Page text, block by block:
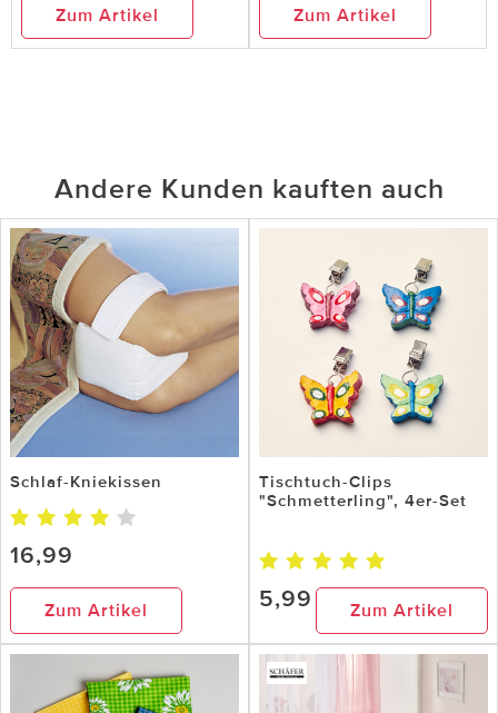
Zum Artikel Zum Artikel
Andere Kunden kauften auch
Schlaf-Kniekissen
16,99
Zum Artikel
Tischtuch-Clips
"Schmetterling", 4er-Set
5,99 Zum Artikel